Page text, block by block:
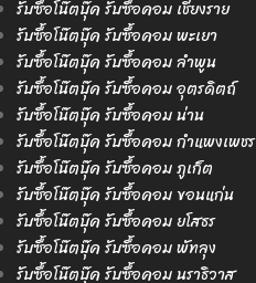
รับซื้อโน๊ตบุ๊ค รับซื้อคอม เชียงราย
รับซื้อโน๊ตบุ๊ค รับซื้อคอม พะเยา
รับซื้อโน๊ตบุ๊ค รับซื้อคอม ลำพูน
รับซื้อโน๊ตบุ๊ค รับซื้อคอม อุตรดิตถ์
รับซื้อโน๊ตบุ๊ค รับซื้อคอม น่าน
รับซื้อโน๊ตบุ๊ค รับซื้อคอม กำแพงเพชร
รับซื้อโน๊ตบุ๊ค รับซื้อคอม ภูเก็ต
รับซื้อโน๊ตบุ๊ค รับซื้อคอม ขอนแก่น
รับซื้อโน๊ตบุ๊ค รับซื้อคอม ยโสธร
รับซื้อโน๊ตบุ๊ค รับซื้อคอม พัทลุง
รับซื้อโน๊ตบุ๊ค รับซื้อคอม นราธิวาส